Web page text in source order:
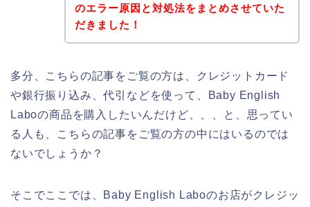
のエラー原因と対処法をまとめさせていた
だきました！
多分、こちらの記事をご覧の方は、クレジットカード
や銀行振り込み、代引などを使って、Baby English
Laboの商品を購入したいんだけど、、、と、思ってい
る人も、こちらの記事をご覧の方の中にはいるのでは
ないでしょうか？
そこでここでは、Baby English Laboのお店がクレジッ